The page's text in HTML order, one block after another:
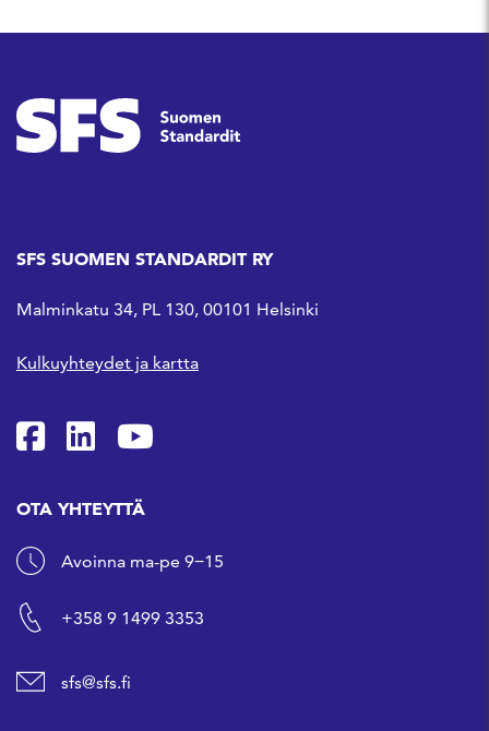
SFS SUOMEN STANDARDIT RY
Malminkatu 34, PL 130, 00101 Helsinki
Kulkuyhteydet ja kartta
SFS Facebookissa
SFS Linkedinissä
SFS Youtubessa
OTA YHTEYTTÄ
Avoinna ma-pe 9−15
+358 9 1499 3353
sfs@sfs.fi